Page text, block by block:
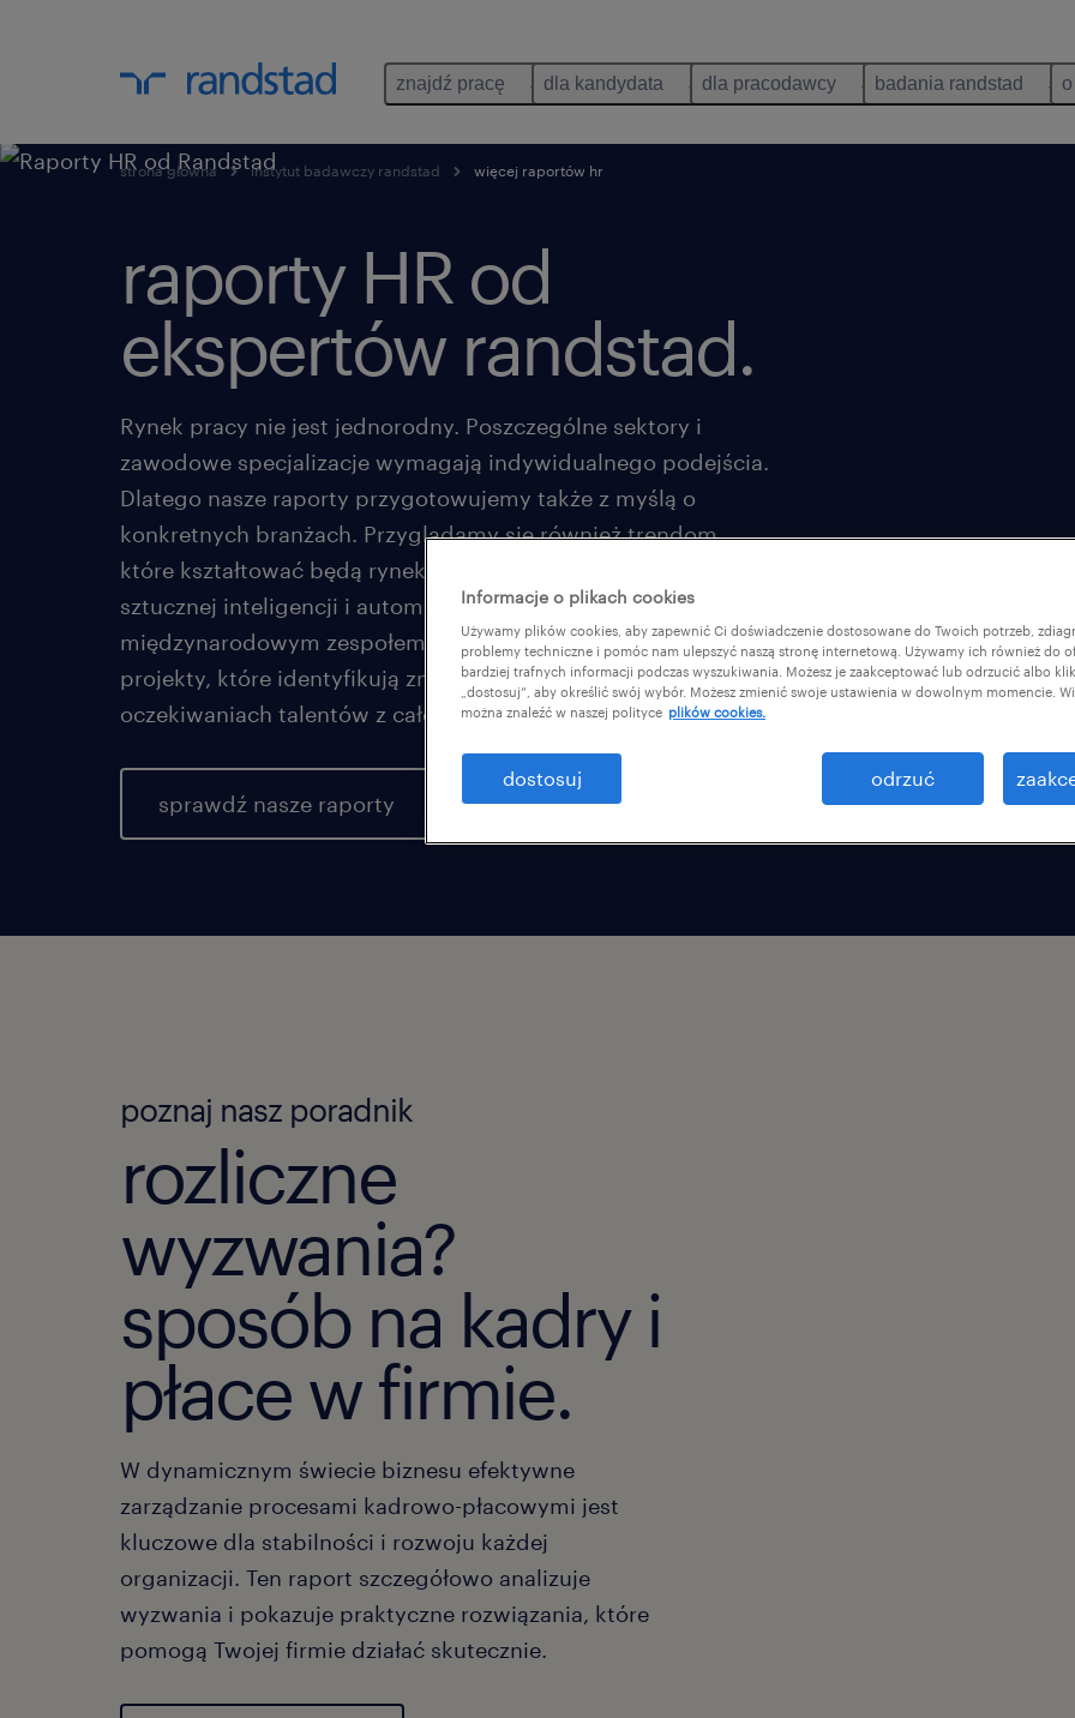
znajdź pracę dla kandydata dla pracodawcy badania randstad
strona główna instytut badawczy randstad więcej raportów hr
raporty HR od
ekspertów randstad.
Rynek pracy nie jest jednorodny. Poszczególne sektory i
zawodowe specjalizacje wymagają indywidualnego podejścia.
Dlatego nasze raporty przygotowujemy także z myślą o
konkretnych branżach. Przyglądamy się również trendom,
które kształtować będą rynek pracy przyszłości, w tym
sztucznej inteligencji i automatyzacji. Wspólnie z
międzynarodowym zespołem badawczym tworzymy globalne
projekty, które identyfikują zmiany zachodzące w potrzebach i
oczekiwaniach talentów z całego świata, w tym z Polski.
sprawdź nasze raporty
poznaj nasz poradnik
rozliczne
wyzwania?
sposób na kadry i
płace w firmie.
W dynamicznym świecie biznesu efektywne
zarządzanie procesami kadrowo-płacowymi jest
kluczowe dla stabilności i rozwoju każdej
organizacji. Ten raport szczegółowo analizuje
wyzwania i pokazuje praktyczne rozwiązania, które
pomogą Twojej firmie działać skutecznie.
Informacje o plikach cookies
Używamy plików cookies, aby zapewnić Ci doświadczenie dostosowane do Twoich potrzeb,
problemy techniczne i pomóc nam ulepszyć naszą stronę internetową. Używamy ich również do
bardziej trafnych informacji podczas wyszukiwania. Możesz je zaakceptować lub odrzucić albo
„dostosuj”, aby określić swój wybór. Możesz zmienić swoje ustawienia w dowolnym momencie.
można znaleźć w naszej polityce plików cookies.
dostosuj odrzuć